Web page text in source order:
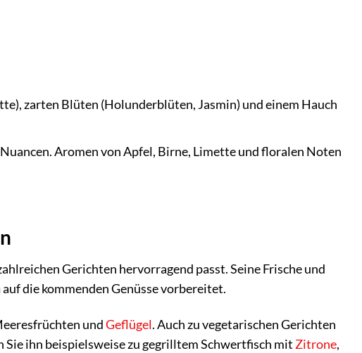
zarten Blüten (Holunderblüten, Jasmin) und einem Hauch
Aromen von Apfel, Birne, Limette und floralen Noten
Gerichten hervorragend passt. Seine Frische und
die kommenden Genüsse vorbereitet.
undGeflügel. Auch zu vegetarischen Gerichten
Sie ihn beispielsweise zu gegrilltem Schwertfisch mitZitrone,